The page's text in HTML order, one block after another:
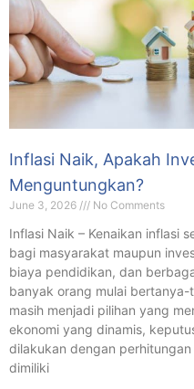
Inflasi Naik, Apakah
Menguntungkan?
June 3, 2026 No Comments
Inflasi Naik – Kenaikan inflasi
bagi masyarakat maupun
biaya pendidikan, dan
banyak orang mulai
masih menjadi pilihan yang
ekonomi yang dinamis,
dilakukan dengan
dimiliki